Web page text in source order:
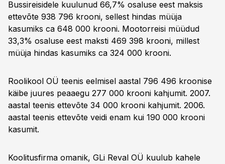
Bussireisidele kuulunud 66,7% osaluse eest maksis
ettevõte 938 796 krooni, sellest hindas müüja
kasumiks ca 648 000 krooni. Mootorreisi müüdud
33,3% osaluse eest maksti 469 398 krooni, millest
müüja hindas kasumiks ca 324 000 krooni.
Roolikool OÜ teenis eelmisel aastal 796 496 kroonise
käibe juures peaaegu 277 000 krooni kahjumit. 2007.
aastal teenis ettevõte 34 000 krooni kahjumit. 2006.
aastal teenis ettevõte veidi enam kui 190 000 krooni
kasumit.
Koolitusfirma omanik, GLi Reval OÜ kuulub kahele